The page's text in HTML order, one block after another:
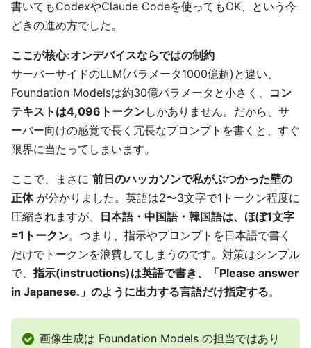
書いてもCodexやClaude Codeを使ってもOK、という今
どきの進め方でした。
ここが核心:オンデバイスならではの制約
サーバーサイドのLLM(パラメータ1000億超)と違い、
Foundation Modelsは約30億パラメータと小さく、 コン
テキストは4,096トークンしかありません。だから、サ
ーバー向けの感覚で長く冗長なプロンプトを書くと、すぐ
限界に当たってしまいます。
ここで、まさに 前日のハッカソンで私がぶつかった壁の
正体が分かりました。英語は2〜3文字で1トークン程度に
圧縮されますが、
日本語・中国語・韓国語は、ほぼ1文字
=1トークン。つまり、指示やプロンプトを日本語で書く
だけでトークンを浪費してしまうのです。対策はシンプル
で、 指示(instructions)は英語で書き、「Please answer
in Japanese.」のように出力する言語だけ指定する。
画像生成は Foundation Models の担当ではあり